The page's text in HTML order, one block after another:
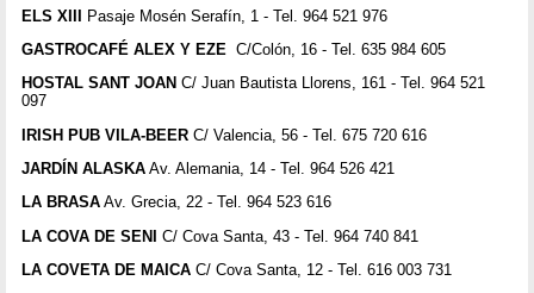
ELS XIII
Pasaje Mosén Serafín, 1 - Tel. 964 521 976
GASTROCAFÉ ALEX Y EZE C/Colón, 16 - Tel. 635 984 605
HOSTAL SANT JOAN C/ Juan Bautista Llorens, 161 - Tel. 964 521
097
IRISH PUB VILA-BEERC/ Valencia, 56 - Tel. 675 720 616
JARDÍN ALASKA Av. Alemania, 14 - Tel. 964 526 421
LA BRASA Av. Grecia, 22 - Tel. 964 523 616
LA COVA DE SENI
C/ Cova Santa, 43 - Tel. 964 740 841
LA COVETA DE MAICA C/ Cova Santa, 12 - Tel. 616 003 731